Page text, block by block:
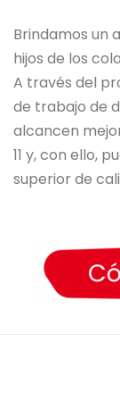
Brindamos un
hijos de los
A través del
de trabajo de
alcancen
11 y, con ello,
superior de